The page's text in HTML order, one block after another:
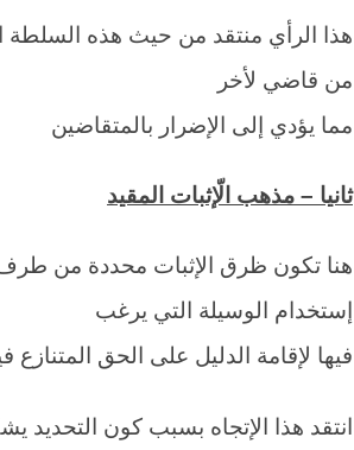
هذا الرأي منتقد من حيث هذه السلطة
من قاضي لأخر
مما يؤدي إلى الإضرار بالمتقاضين
ثانيا – مذهب الّإثبات المقيد
هنا تكون ظرق الإثبات محددة من
إستخدام الوسيلة التي يرغب
فيها لإقامة الدليل على الحق المتنازع
انتقد هذا الإتجاه بسبب كون التحديد